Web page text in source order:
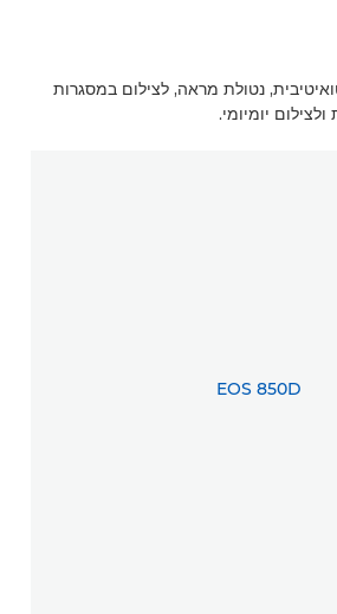
נטולת מראה, לצילום במסגרות
יומיומי.